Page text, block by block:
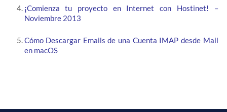
¡Comienza tu proyecto en Internet con Hostinet! –
Noviembre 2013
Cómo Descargar Emails de una Cuenta IMAP desde Mail
en macOS